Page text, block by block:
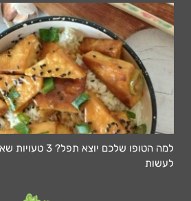
למה הטופו שלכם
לעשות